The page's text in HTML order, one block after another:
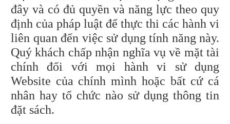
đây và có đủ quyền và năng lực theo quy
định của pháp luật để thực thi các hành vi
liên quan đến việc sử dụng tính năng này.
Quý khách chấp nhận nghĩa vụ về mặt tài
chính đối với mọi hành vi sử dụng
Website của chính mình hoặc bất cứ cá
nhân hay tổ chức nào sử dụng thông tin
đặt sách.